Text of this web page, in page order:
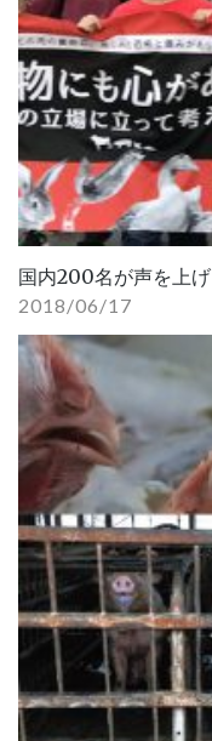
国内200名が声を上
2018/06/17